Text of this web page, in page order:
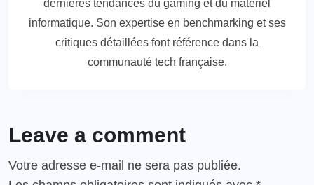
dernières tendances du gaming et du matériel
informatique. Son expertise en benchmarking et ses
critiques détaillées font référence dans la
communauté tech française.
Leave a comment
Votre adresse e-mail ne sera pas publiée.